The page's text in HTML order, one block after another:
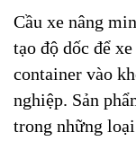
Cầu xe nâng
tạo độ dốc để
container vào
nghiệp. Sản
trong những